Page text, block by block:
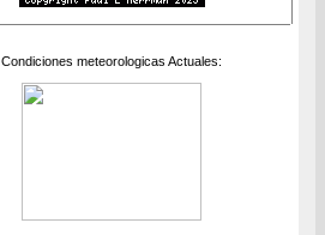
Condiciones meteorologicas Actuales: